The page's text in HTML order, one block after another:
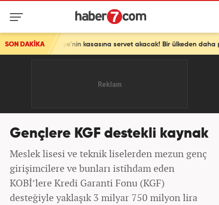
SON DAKİKAkasasına servet akacak! Bir ülkeden daha petrol sürprizi
Gençlere KGF destekli kaynak
Meslek lisesi ve teknik liselerden mezun genç
girişimcilere ve bunları istihdam eden
KOBİ’lere Kredi Garanti Fonu (KGF)
desteğiyle yaklaşık 3 milyar 750 milyon lira